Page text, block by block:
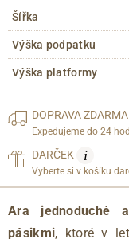
Šířka
Výška podpatku
Výška platformy
DOPRAVAZDARMA
Expedujeme do 24
DARČEK i
Vyberte si v košíku
Ara jednoduché
pásikmi, ktoré v